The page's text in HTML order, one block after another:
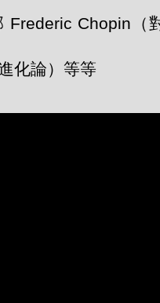
Frederic Chopin（
化論）等等